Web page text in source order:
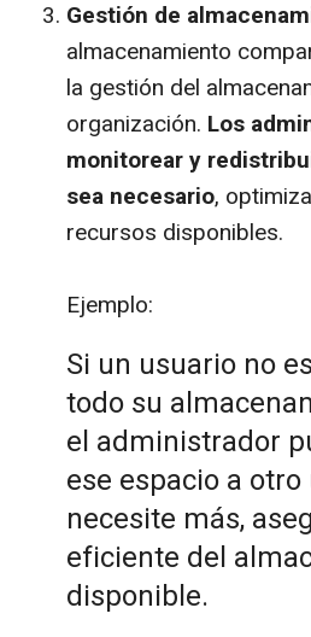
Gestión de
almacenamiento
la gestión del
organización. Los
monitorear y
sea necesario,
recursos disponibles.
Ejemplo:
Si un usuario no
todo su
el administrador
ese espacio a
necesite más,
eficiente del
disponible.